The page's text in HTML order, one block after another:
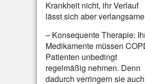
Krankheit nicht, ihr Verlauf
lässt sich aber
– Konsequente Therapie:
Medikamente müssen
Patienten unbedingt
regelmäßig nehmen. Denn
dadurch verringern sie auch